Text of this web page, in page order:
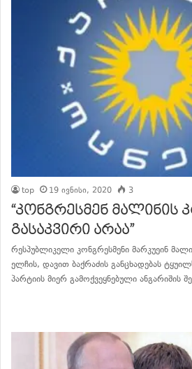
top 19 ივნისი, 2020 3
“კონგრესმენ მალინის
გასაკვირი არაა”
რესპუბლიკელი კონგრესმენი მარკუეინ
ელჩის, დავით ბაქრაძის განცხადებას
პარტიის მიერ გამოქვეყნებული